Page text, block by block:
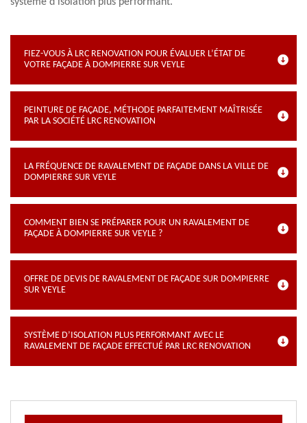
FIEZ-VOUS À LRC RENOVATION POUR ÉVALUER L’ÉTAT DE
VOTRE FAÇADE À DOMPIERRE SUR VEYLE
PEINTURE DE FAÇADE, MÉTHODE PARFAITEMENT MAÎTRISÉE
PAR LA SOCIÉTÉ LRC RENOVATION
LA FRÉQUENCE DE RAVALEMENT DE FAÇADE DANS LA VILLE DE
DOMPIERRE SUR VEYLE
COMMENT BIEN SE PRÉPARER POUR UN RAVALEMENT DE
FAÇADE À DOMPIERRE SUR VEYLE ?
OFFRE DE DEVIS DE RAVALEMENT DE FAÇADE SUR DOMPIERRE
SUR VEYLE
SYSTÈME D’ISOLATION PLUS PERFORMANT AVEC LE
RAVALEMENT DE FAÇADE EFFECTUÉ PAR LRC RENOVATION